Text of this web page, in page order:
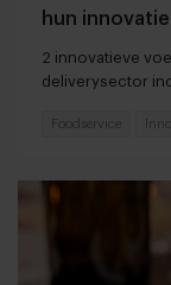
hun
2 innovatieve
deliverysector
Foodservice